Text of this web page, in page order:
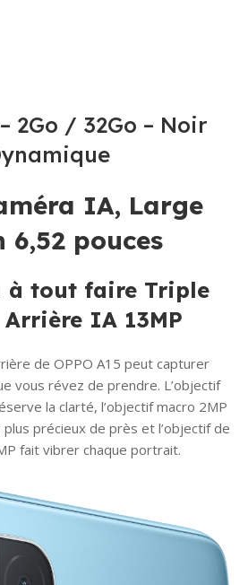
2Go / 32Go – Noir
IA, Large
6,52 pouces
à tout faire Triple
Arrière IA 13MP
de OPPO A15 peut capturer
vous révez de prendre. L’objectif
la clarté, l’objectif macro 2MP
précieux de près et l’objectif de
fait vibrer chaque portrait.